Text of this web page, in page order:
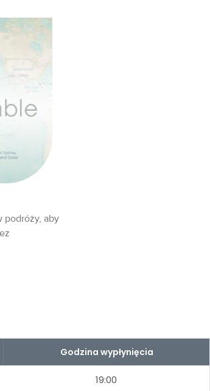
podróży, aby
Godzina wypłynięcia
19:00